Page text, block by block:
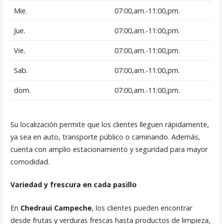
Mie. 07:00,am.-11:00,pm.
Jue. 07:00,am.-11:00,pm.
Vie. 07:00,am.-11:00,pm.
Sab. 07:00,am.-11:00,pm.
dom. 07:00,am.-11:00,pm.
Su localización permite que los clientes lleguen rápidamente,
ya sea en auto, transporte público o caminando. Además,
cuenta con amplio estacionamiento y seguridad para mayor
comodidad.
Variedad y frescura en cada pasillo
En Chedraui Campeche, los clientes pueden encontrar
desde frutas y verduras frescas hasta productos de limpieza,